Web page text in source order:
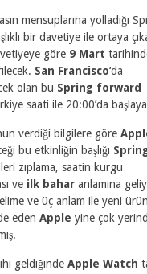
mensuplarına yolladığı
bir davetiye ile ortaya
göre 9 Mart
San Francisco‘da
olan bu Spring forward
saati ile 20:00’da
verdiği bilgilere göre
bu etkinliğin başlığı
zıplama, saatin kurgu
ve ilk bahar anlamına
ve üç anlam ile yeni
eden Apple yine çok
geldiğinde Apple Watch